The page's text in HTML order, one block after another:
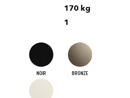
170 kg
1
NOIR BRONZE